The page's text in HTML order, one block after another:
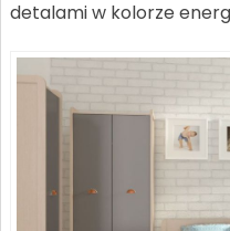
detalami w kolorze